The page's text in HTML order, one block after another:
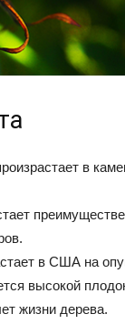
в
в США на
высокой
жизни дерева.